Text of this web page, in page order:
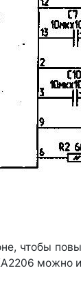
чтобы
можно